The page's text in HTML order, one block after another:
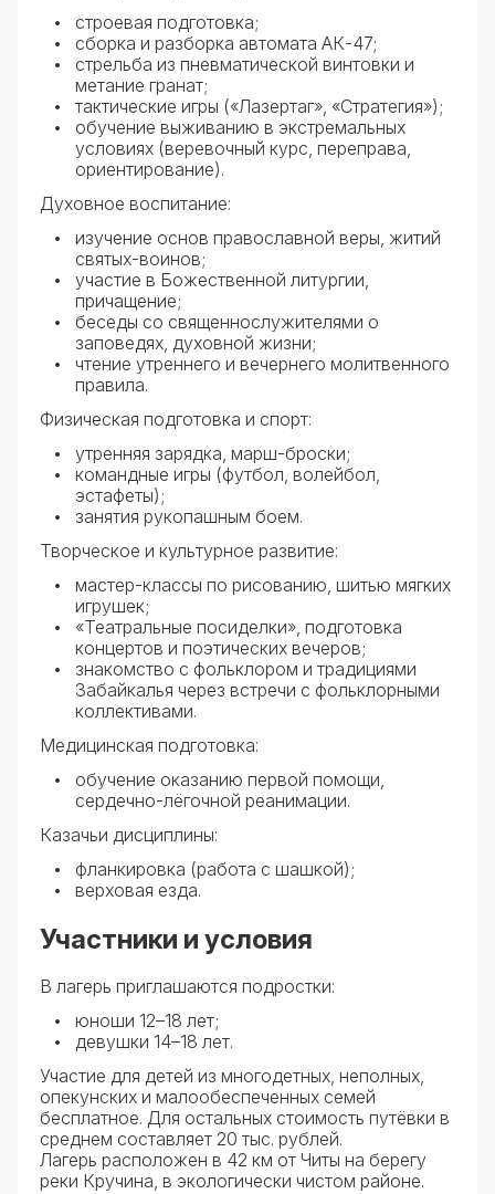
строевая подготовка;
сборка и разборка автомата АК-47;
стрельба из пневматической винтовки и
метание гранат;
тактические игры («Лазертаг», «Стратегия»);
обучение выживанию в экстремальных
условиях (веревочный курс, переправа,
ориентирование).
Духовное воспитание:
изучение основ православной веры, житий
святых-воинов;
участие в Божественной литургии,
причащение;
беседы со священнослужителями о
заповедях, духовной жизни;
чтение утреннего и вечернего молитвенного
правила.
Физическая подготовка и спорт:
утренняя зарядка, марш-броски;
командные игры (футбол, волейбол,
эстафеты);
занятия рукопашным боем.
Творческое и культурное развитие:
мастер-классы по рисованию, шитью мягких
игрушек;
«Театральные посиделки», подготовка
концертов и поэтических вечеров;
знакомство с фольклором и традициями
Забайкалья через встречи с фольклорными
коллективами.
Медицинская подготовка:
обучение оказанию первой помощи,
сердечно-лёгочной реанимации.
Казачьи дисциплины:
фланкировка (работа с шашкой);
верховая езда.
Участники и условия
В лагерь приглашаются подростки:
юноши 12–18 лет;
девушки 14–18 лет.
Участие для детей из многодетных, неполных,
опекунских и малообеспеченных семей
бесплатное. Для остальных стоимость путёвки в
среднем составляет 20 тыс. рублей.
Лагерь расположен в 42 км от Читы на берегу
реки Кручина, в экологически чистом районе.